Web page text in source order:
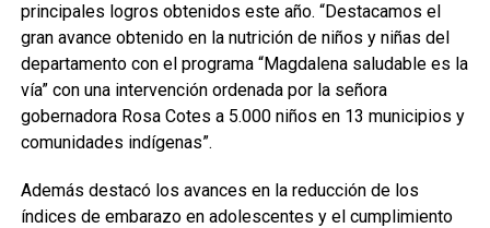
principales logros obtenidos este año. “Destacamos el
gran avance obtenido en la nutrición de niños y niñas del
departamento con el programa “Magdalena saludable es la
vía” con una intervención ordenada por la señora
gobernadora Rosa Cotes a 5.000 niños en 13 municipios y
comunidades indígenas”.
Además destacó los avances en la reducción de los
índices de embarazo en adolescentes y el cumplimiento